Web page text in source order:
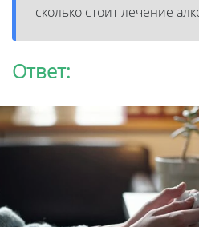
сколько стоит лечение
Ответ: